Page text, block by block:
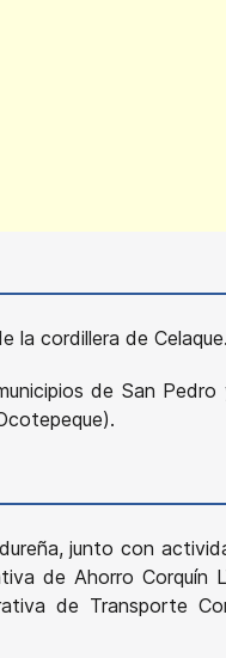
la cordillera de Celaque.
de San Pedro
junto con
de Ahorro Corquín
de Transporte